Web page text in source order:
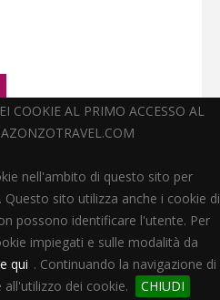
COOKIE AL PRIMO ACCESSO AL
nell'ambito di questo sito per
sito utilizza anche i cookie di
possono identificare l'utente. Per
impiegati e sulle modalità da
qui . Continuando la navigazione di
dei cookie.
CHIUDI